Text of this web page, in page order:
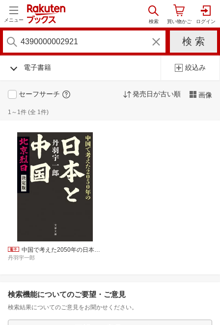
メニュー
電子書籍 絞込み
セーフサーチ 発売日が古い順 画像
1～1件 (全 1件)
中国で考えた2050年の日本と中国 北京烈日 決定版
丹羽宇一郎
検索機能についてのご要望・ご意見
検索結果についてのご意見をお聞かせください。